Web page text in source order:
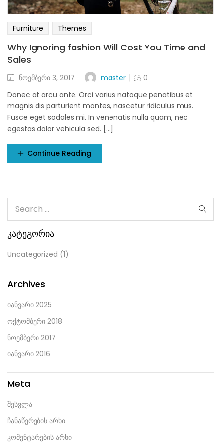
Furniture Themes
Why Ignoring fashion Will Cost You Time and
Sales
Posted
ნოემბერი 3, 2017 master
0
Donec at arcu ante. Orci varius natoque penatibus et
magnis dis parturient montes, nascetur ridiculus mus.
Fusce eget sodales mi. In venenatis nulla quam, nec
egestas dolor vehicula sed. [...]
Continue Reading
Კატეგორია
Uncategorized (1)
Archives
იანვარი 2025
ოქტომბერი 2018
ნოემბერი 2017
იანვარი 2016
Meta
შესვლა
ჩანაწერების არხი
კომენტარების არხი